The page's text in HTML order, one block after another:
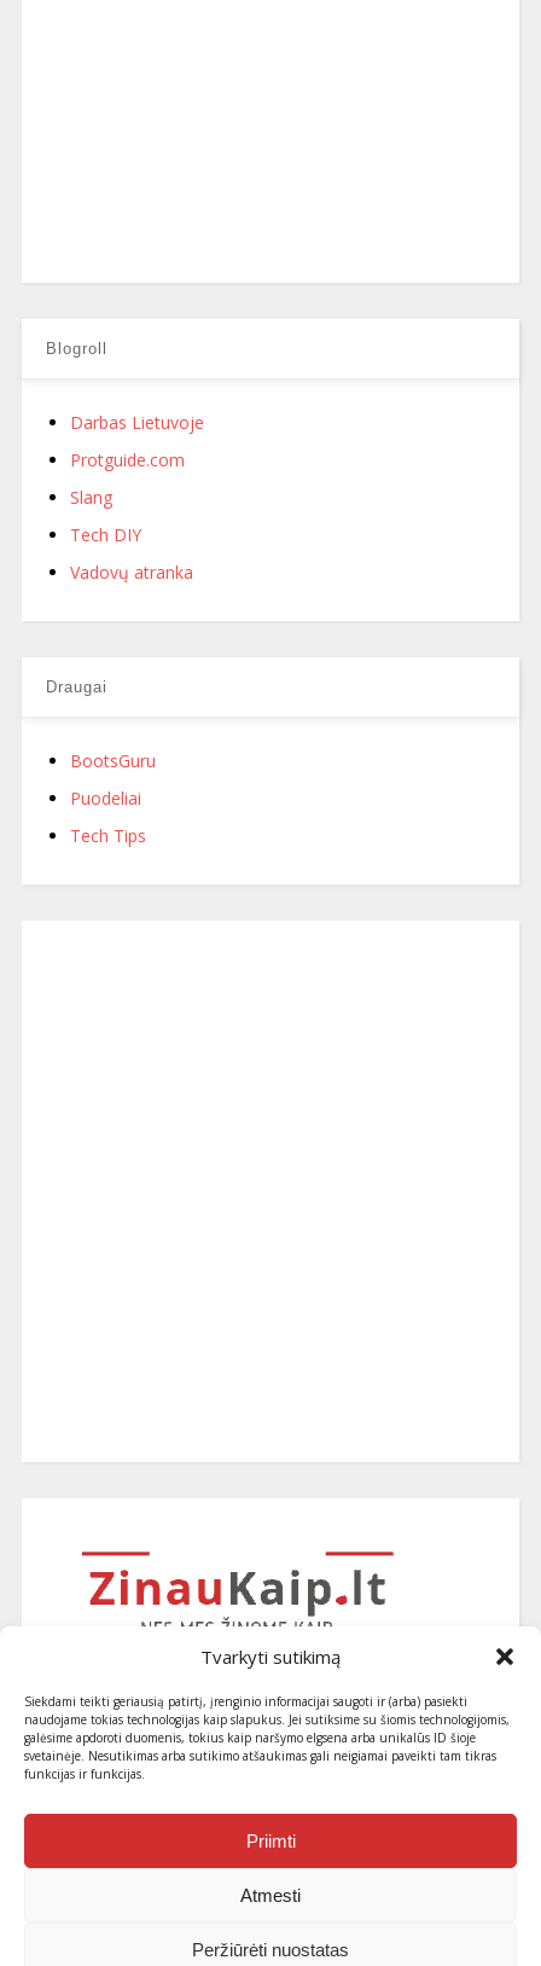
Tvarkyti sutikimą
Siekdami teikti geriausią patirtį, įrenginio informacijai saugoti ir (arba) pasiekti
naudojame tokias technologijas kaip slapukus. Jei sutiksime su šiomis technologijomis,
galėsime apdoroti duomenis, tokius kaip naršymo elgsena arba unikalūs ID šioje
svetainėje. Nesutikimas arba sutikimo atšaukimas gali neigiamai paveikti tam tikras
funkcijas ir funkcijas.
Priimti
Atmesti
Peržiūrėti nuostatas
Blogroll
Darbas Lietuvoje
Protguide.com
Slang
Tech DIY
Vadovų atranka
Draugai
BootsGuru
Puodeliai
Tech Tips
Užsiprenumeruokite naujausius
straipsnius ir patarimus